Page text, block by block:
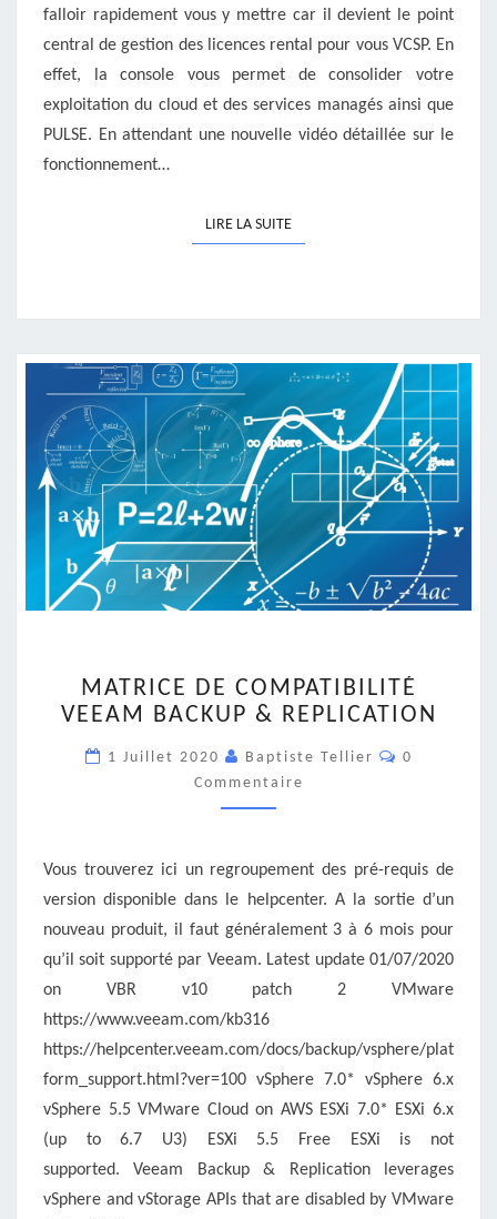
falloir rapidement vous y mettre car il devient le point
central de gestion des licences rental pour vous VCSP. En
effet, la console vous permet de consolider votre
exploitation du cloud et des services managés ainsi que
PULSE. En attendant une nouvelle vidéo détaillée sur le
fonctionnement…
LIRE LA SUITELIRE LA SUITE
DE
COMPATIBILITÉ
BACKUP
&
REPLICATION
MATRICE DE COMPATIBILITÉ
VEEAM BACKUP & REPLICATION
1 Juillet 2020 Baptiste Tellier
0
Commentaire
Vous trouverez ici un regroupement des pré-requis de
version disponible dans le helpcenter. A la sortie d’un
nouveau produit, il faut généralement 3 à 6 mois pour
qu’il soit supporté par Veeam. Latest update 01/07/2020
on VBR v10 patch 2 VMware
https://www.veeam.com/kb316
https://helpcenter.veeam.com/docs/backup/vsphere/plat
form_support.html?ver=100 vSphere 7.0* vSphere 6.x
vSphere 5.5 VMware Cloud on AWS ESXi 7.0* ESXi 6.x
(up to 6.7 U3) ESXi 5.5 Free ESXi is not
supported. Veeam Backup & Replication leverages
vSphere and vStorage APIs that are disabled by VMware